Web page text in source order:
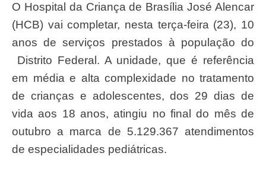
O Hospital da Criança de Brasília José Alencar
(HCB) vai completar, nesta terça-feira (23), 10
anos de serviços prestados à população do
Distrito Federal. A unidade, que é referência
em média e alta complexidade no tratamento
de crianças e adolescentes, dos 29 dias de
vida aos 18 anos, atingiu no final do mês de
outubro a marca de 5.129.367 atendimentos
de especialidades pediátricas.